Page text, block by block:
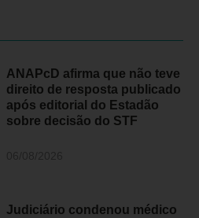
ANAPcD afirma que não teve
direito de resposta publicado
após editorial do Estadão
sobre decisão do STF
Judiciário condenou médico